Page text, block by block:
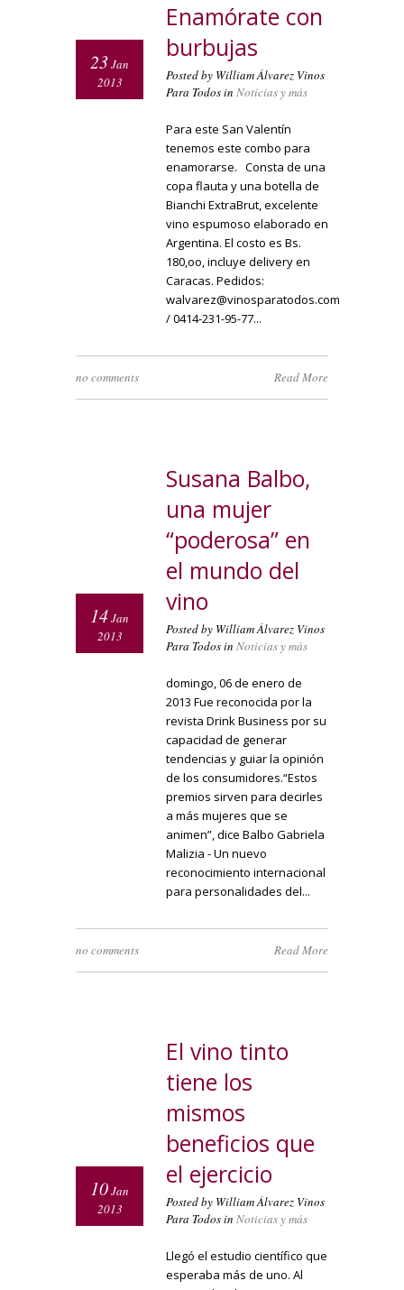
Enamórate con
burbujas
23Jan
2013
Posted by William Álvarez Vinos
Para Todos in Noticias y más
Para este San Valentín
tenemos este combo para
enamorarse. Consta de una
copa flauta y una botella de
Bianchi ExtraBrut, excelente
vino espumoso elaborado en
Argentina. El costo es Bs.
180,oo, incluye delivery en
Caracas. Pedidos:
walvarez@vinosparatodos.com
/ 0414-231-95-77...
no comments Read More
Susana Balbo,
una mujer
“poderosa” en
el mundo del
vino
14Jan
2013
Posted by William Álvarez Vinos
Para Todos in Noticias y más
domingo, 06 de enero de
2013 Fue reconocida por la
revista Drink Business por su
capacidad de generar
tendencias y guiar la opinión
de los consumidores.“Estos
premios sirven para decirles
a más mujeres que se
animen”, dice Balbo Gabriela
Malizia - Un nuevo
reconocimiento internacional
para personalidades del...
no comments Read More
El vino tinto
tiene los
mismos
beneficios que
el ejercicio
10Jan
2013
Posted by William Álvarez Vinos
Para Todos in Noticias y más
Llegó el estudio científico que
esperaba más de uno. Al